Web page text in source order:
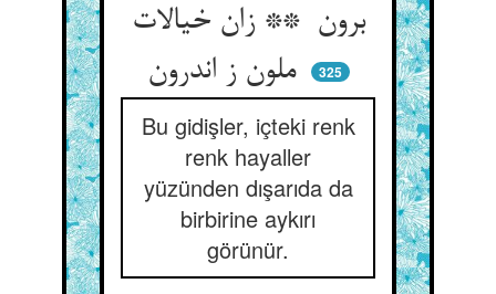
برون ** زان خیالات
ملون ز اندرون
325
Bu gidişler, içteki renk
renk hayaller
yüzünden dışarıda da
birbirine aykırı
görünür.